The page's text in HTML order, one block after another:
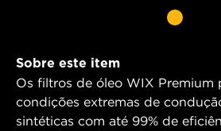
Sobre este item
Os filtros de óleo WIX Premium
condições extremas de
sintéticas com até 99% de